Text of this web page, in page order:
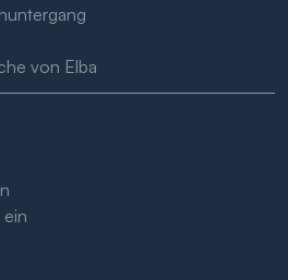
von Elba